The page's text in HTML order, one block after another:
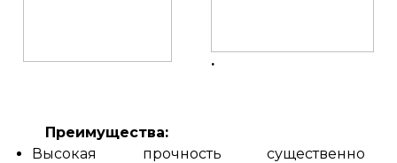
.
Преимущества:
Высокая прочность существенно